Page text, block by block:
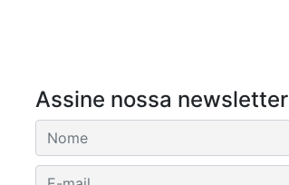
Assine nossa newsletter
E-mail